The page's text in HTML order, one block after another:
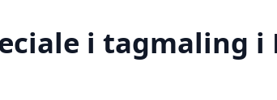
i tagmaling i